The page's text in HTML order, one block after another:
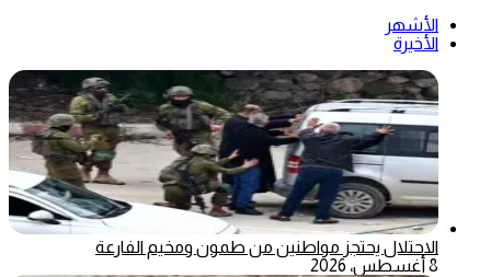
الأشهر
الأخيرة
الاحتلال يحتجز مواطنين من طمون ومخيم الفارعة
8 أغسطس، 2026